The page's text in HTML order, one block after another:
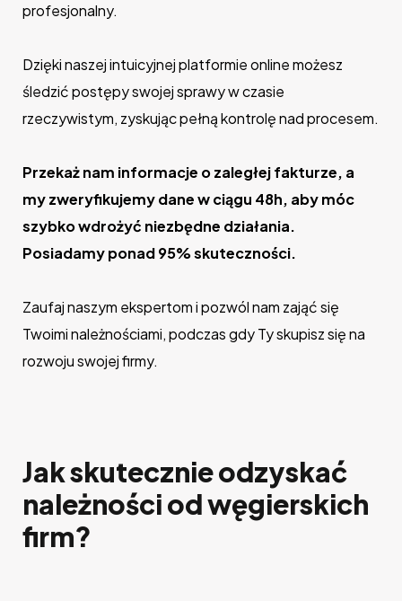
profesjonalny.
Dzięki naszej intuicyjnej platformie online możesz
śledzić postępy swojej sprawy w czasie
rzeczywistym, zyskując pełną kontrolę nad procesem.
Przekaż nam informacje o zaległej fakturze, a
my zweryfikujemy dane w ciągu 48h, aby móc
szybko wdrożyć niezbędne działania.
Posiadamy ponad 95% skuteczności.
Zaufaj naszym ekspertom i pozwól nam zająć się
Twoimi należnościami, podczas gdy Ty skupisz się na
rozwoju swojej firmy.
Jak skutecznie odzyskać
należności od węgierskich
firm?